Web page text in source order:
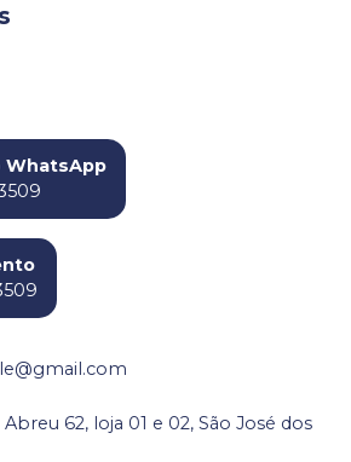
WhatsApp
62, loja 01 e 02, São José dos